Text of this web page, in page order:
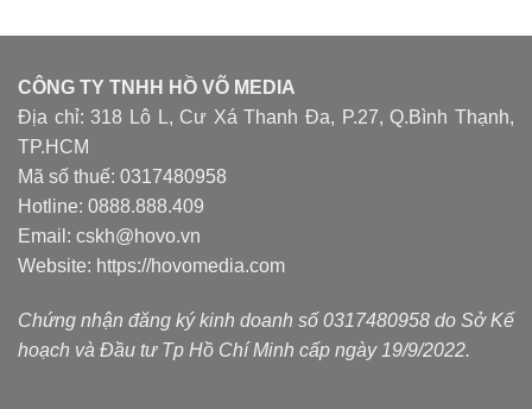
CÔNG TY TNHH HỒ VÕ MEDIA
Địa chỉ: 318 Lô L, Cư Xá Thanh Đa, P.27, Q.Bình Thạnh,
TP.HCM
Mã số thuế: 0317480958
Hotline: 0888.888.409
Email: cskh@hovo.vn
Website: https://hovomedia.com
Chứng nhận đăng ký kinh doanh số 0317480958 do Sở Kế
hoạch và Đầu tư Tp Hồ Chí Minh cấp ngày 19/9/2022.